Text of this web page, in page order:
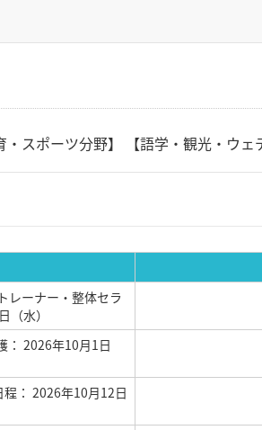
スポーツ分野】 【語学・観光・ウェ
レーナー・整体セラ
（水）
： 2026年10月1日
： 2026年10月12日